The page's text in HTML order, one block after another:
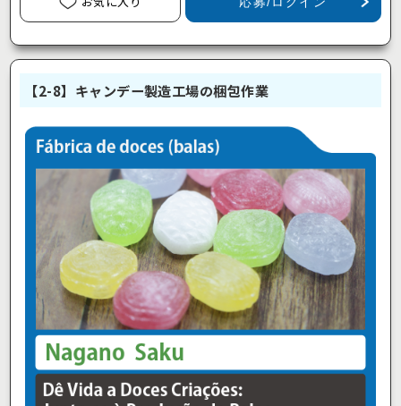
【2-8】キャンデー製造工場の梱包作業